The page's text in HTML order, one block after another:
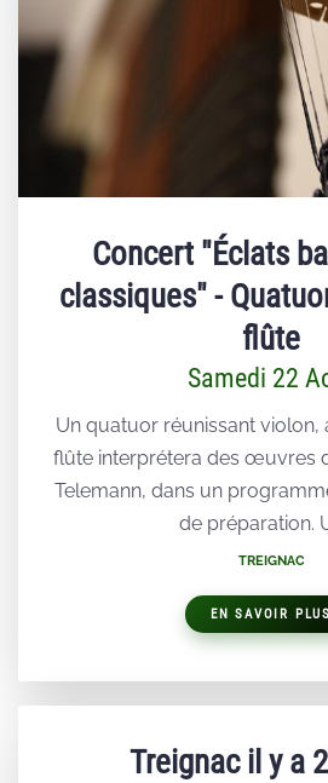
Concert "Éclats
classiques" -
flûte
Samedi 22
Un quatuor réunissant violon,
flûte interprétera des œuvres
Telemann, dans un
de préparation.
TREIGNAC
EN SAVOIR PLUS
Treignac il y a